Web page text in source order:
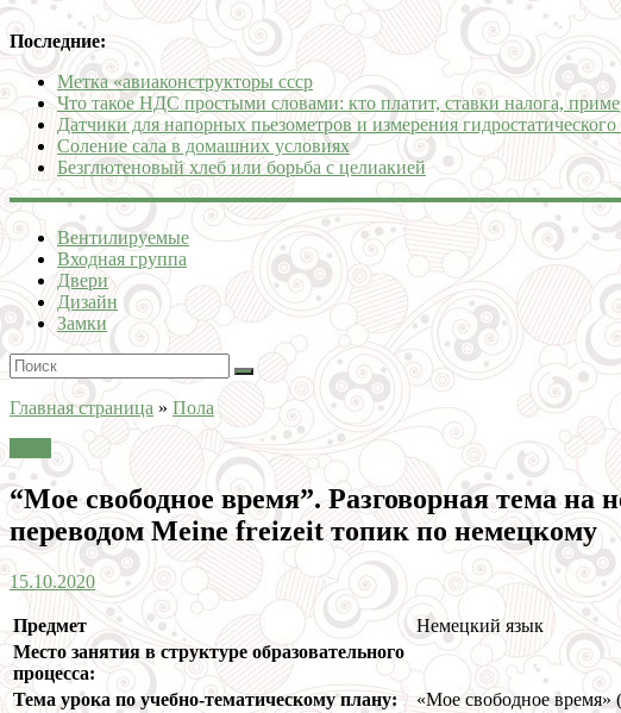
Последние:
Метка «авиаконструкторы ссср
Что такое НДС простыми словами: кто платит, ставки налога,
Датчики для напорных пьезометров и измерения
Соление сала в домашних условиях
Безглютеновый хлеб или борьба с целиакией
Вентилируемые
Входная группа
Двери
Дизайн
Замки
Главная страница » Пола
“Мое свободное время”. Разговорная тема
переводом Meine freizeit топик по немецкому
15.10.2020
Предмет
Немецкий язык
Место занятия в структуре образовательного
процесса:
Тема урока по учебно-тематическому плану:
«Мое свободное время»